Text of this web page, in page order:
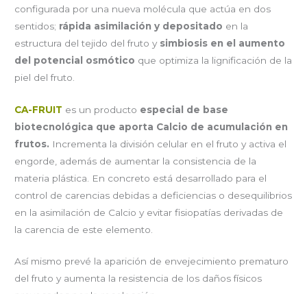
configurada por una nueva molécula que actúa en dos
sentidos; rápida asimilación y depositado en la
estructura del tejido del fruto y simbiosis en el aumento
del potencial osmótico que optimiza la lignificación de la
piel del fruto.
CA-FRUIT es un producto especial de base
biotecnológica que aporta Calcio de acumulación en
frutos. Incrementa la división celular en el fruto y activa el
engorde, además de aumentar la consistencia de la
materia plástica. En concreto está desarrollado para el
control de carencias debidas a deficiencias o desequilibrios
en la asimilación de Calcio y evitar fisiopatías derivadas de
la carencia de este elemento.
Así mismo prevé la aparición de envejecimiento prematuro
del fruto y aumenta la resistencia de los daños físicos